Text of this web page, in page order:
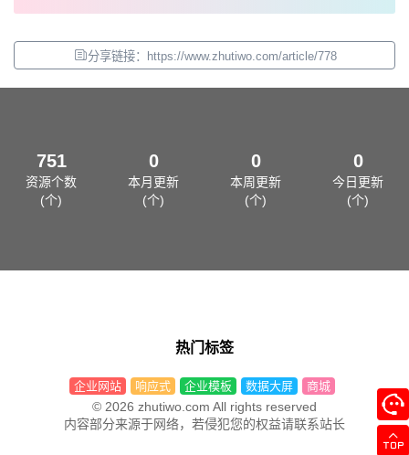
分享链接：https://www.zhutiwo.com/article/778
751
资源个数
(个)
0
本月更新
(个)
0
本周更新
(个)
0
今日更新
(个)
热门标签
企业网站 响应式 企业模板 数据大屏 商城
© 2026 zhutiwo.com All rights reserved
内容部分来源于网络，若侵犯您的权益请联系站长